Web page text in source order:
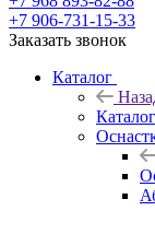
+7 906-731-15-33
Заказать звонок
Каталог
Каталог